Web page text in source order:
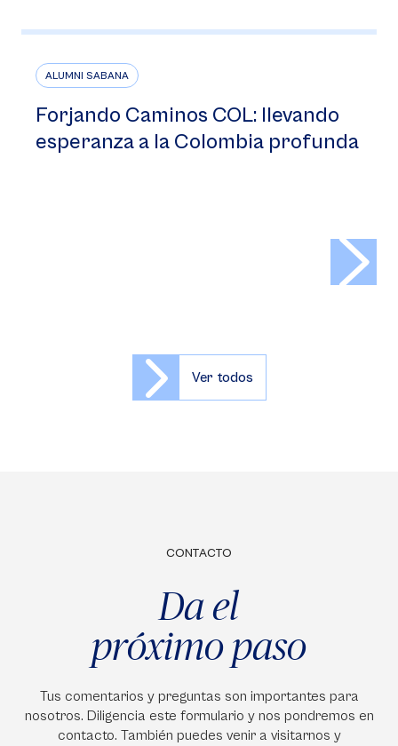
ALUMNI SABANA
Forjando Caminos COL: llevando
esperanza a la Colombia profunda
Ver todos
CONTACTO
Da el
próximo paso
Tus comentarios y preguntas son importantes para
nosotros. Diligencia este formulario y nos pondremos en
contacto. También puedes venir a visitarnos y